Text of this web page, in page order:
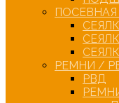
РЕМНИ /
РВД